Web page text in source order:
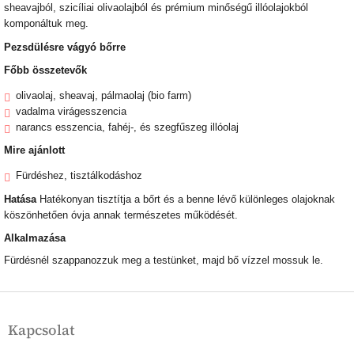
sheavajból, szicíliai olivaolajból és prémium minőségű illóolajokból
komponáltuk meg.
Pezsdülésre vágyó bőrre
Főbb összetevők
olivaolaj, sheavaj, pálmaolaj (bio farm)
vadalma virágesszencia
narancs esszencia, fahéj-, és szegfűszeg illóolaj
Mire ajánlott
Fürdéshez, tisztálkodáshoz
Hatása Hatékonyan tisztítja a bőrt és a benne lévő különleges olajoknak
köszönhetően óvja annak természetes működését.
Alkalmazása
Fürdésnél szappanozzuk meg a testünket, majd bő vízzel mossuk le.
L
bKapcsolat